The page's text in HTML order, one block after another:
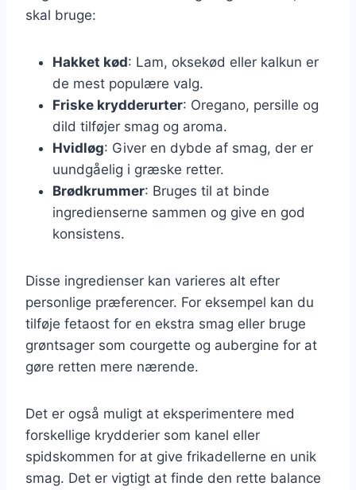
skal bruge:
Hakket kød: Lam, oksekød eller kalkun er
de mest populære valg.
Friske krydderurter: Oregano, persille og
dild tilføjer smag og aroma.
Hvidløg: Giver en dybde af smag, der er
uundgåelig i græske retter.
Brødkrummer: Bruges til at binde
ingredienserne sammen og give en god
konsistens.
Disse ingredienser kan varieres alt efter
personlige præferencer. For eksempel kan du
tilføje fetaost for en ekstra smag eller bruge
grøntsager som courgette og aubergine for at
gøre retten mere nærende.
Det er også muligt at eksperimentere med
forskellige krydderier som kanel eller
spidskommen for at give frikadellerne en unik
smag. Det er vigtigt at finde den rette balance